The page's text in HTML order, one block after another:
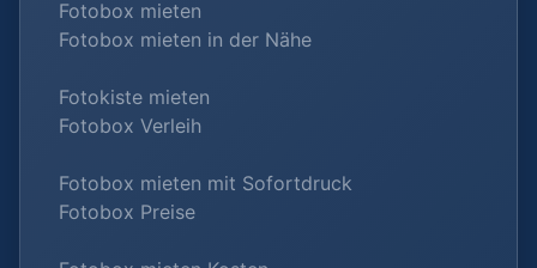
Fotobox mieten
Fotobox mieten in der Nähe
Fotokiste mieten
Fotobox Verleih
Fotobox mieten mit Sofortdruck
Fotobox Preise